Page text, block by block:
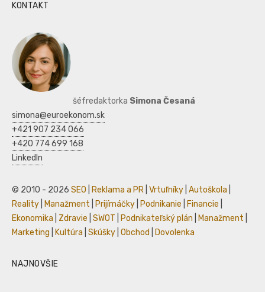
KONTAKT
šéfredaktorka Simona Česaná
simona@euroekonom.sk
+421 907 234 066
+420 774 699 168
LinkedIn
© 2010 - 2026 SEO Reklama a PR Vrtuľníky Autoškola
Reality
Manažment Prijímáčky Podnikanie Financie
Ekonomika
Zdravie SWOT Podnikateľský plán Manažment
Marketing
Kultúra Skúšky Obchod Dovolenka
NAJNOVŠIE